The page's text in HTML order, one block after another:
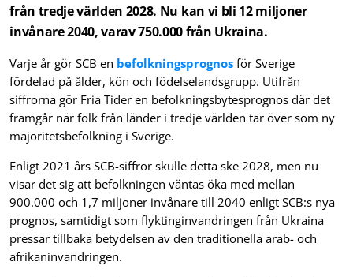
från tredje världen 2028. Nu kan vi bli 12 miljoner
invånare 2040, varav 750.000 från Ukraina.
Varje år gör SCB en befolkningsprognos för Sverige
fördelad på ålder, kön och födelselandsgrupp. Utifrån
siffrorna gör Fria Tider en befolkningsbytes­prognos där det
framgår när folk från länder i tredje världen tar över som ny
majoritetsbefolkning i Sverige.
Enligt 2021 års SCB-siffror skulle detta ske 2028, men nu
visar det sig att befolkningen väntas öka med mellan
900.000 och 1,7 miljoner invånare till 2040 enligt SCB:s nya
prognos, samtidigt som flyktinginvandringen från Ukraina
pressar tillbaka betydelsen av den traditionella arab- och
afrikaninvandringen.